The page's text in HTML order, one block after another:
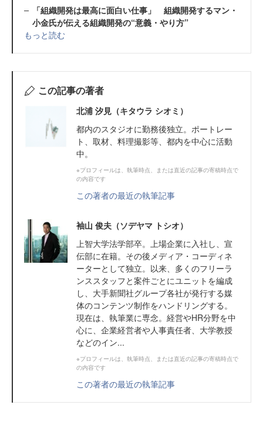
「組織開発は最高に面白い仕事」 組織開発するマン・
小金氏が伝える組織開発の“意義・やり方”
もっと読む
この記事の著者
北浦 汐見（キタウラ シオミ）
都内のスタジオに勤務後独立。ポートレー
ト、取材、料理撮影等、都内を中心に活動
中。
※プロフィールは、執筆時点、または直近の記事の寄稿時点で
の内容です
この著者の最近の執筆記事
袖山 俊夫（ソデヤマ トシオ）
上智大学法学部卒。上場企業に入社し、宣
伝部に在籍。その後メディア・コーディネ
ーターとして独立。以来、多くのフリーラ
ンススタッフと案件ごとにユニットを編成
し、大手新聞社グループ各社が発行する媒
体のコンテンツ制作をハンドリングする。
現在は、執筆業に専念。経営やHR分野を中
心に、企業経営者や人事責任者、大学教授
などのイン...
※プロフィールは、執筆時点、または直近の記事の寄稿時点で
の内容です
この著者の最近の執筆記事